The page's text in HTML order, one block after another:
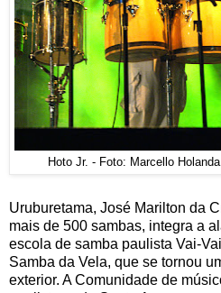
Hoto Jr. - Foto: Marcello Holanda
Uruburetama, José Marilton da
mais de 500 sambas, integra a
escola de samba paulista Vai-
Samba da Vela, que se tornou
exterior. A Comunidade de